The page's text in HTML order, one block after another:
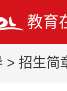
教育
> 招生简